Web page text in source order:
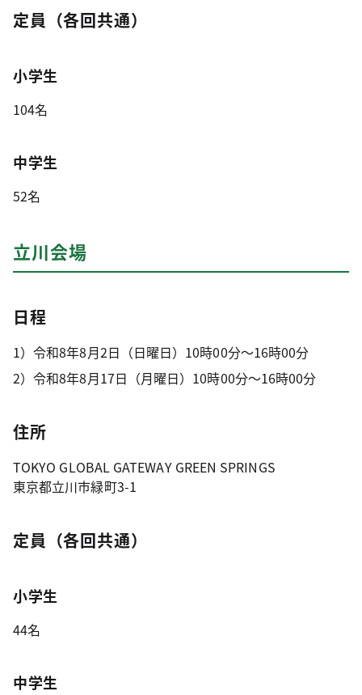
定員（各回共通）
小学生
104名
中学生
52名
立川会場
日程
1）令和8年8月2日（日曜日）10時00分～16時00分
2）令和8年8月17日（月曜日）10時00分～16時00分
住所
TOKYO GLOBAL GATEWAY GREEN SPRINGS
東京都立川市緑町3-1
定員（各回共通）
小学生
44名
中学生